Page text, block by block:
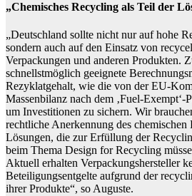
„Chemisches Recycling als Teil der
„Deutschland sollte nicht nur auf hohe
sondern auch auf den Einsatz von
Verpackungen und anderen Produkten.
schnellstmöglich geeignete
Rezyklatgehalt, wie die von der EU-
Massenbilanz nach dem ‚Fuel-
um Investitionen zu sichern. Wir
rechtliche Anerkennung des
Lösungen, die zur Erfüllung der
beim Thema Design for Recycling
Aktuell erhalten Verpackungshersteller
Beteiligungsentgelte aufgrund der
ihrer Produkte“, so Auguste.